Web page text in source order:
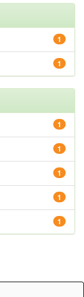
1
1
1
1
1
1
1